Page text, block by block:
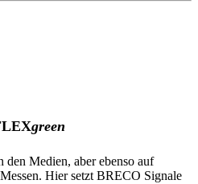
green
Medien, aber ebenso auf
Hier setzt BRECO Signale